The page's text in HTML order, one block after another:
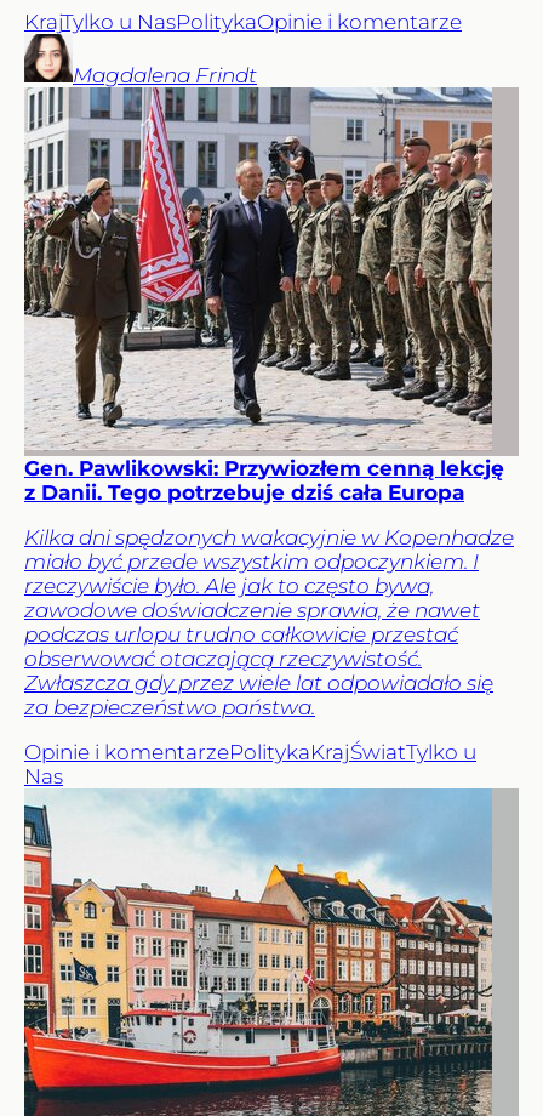
KrajTylko u NasPolitykaOpinie i komentarze
Magdalena Frindt
Gen. Pawlikowski: Przywiozłem cenną lekcję
z Danii. Tego potrzebuje dziś cała Europa
Kilka dni spędzonych wakacyjnie w Kopenhadze
miało być przede wszystkim odpoczynkiem. I
rzeczywiście było. Ale jak to często bywa,
zawodowe doświadczenie sprawia, że nawet
podczas urlopu trudno całkowicie przestać
obserwować otaczającą rzeczywistość.
Zwłaszcza gdy przez wiele lat odpowiadało się
za bezpieczeństwo państwa.
Opinie i komentarzePolitykaKrajŚwiatTylko u
Nas